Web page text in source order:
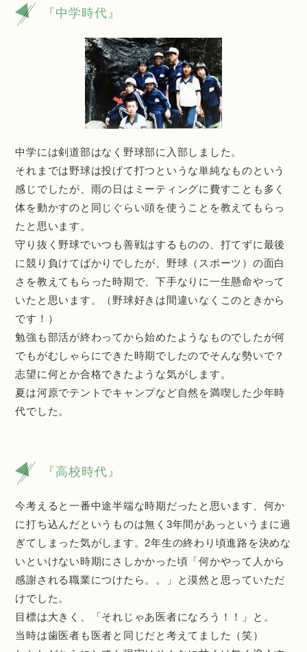
『中学時代』
中学には剣道部はなく野球部に入部しました。
それまでは野球は投げて打つというな単純なものという
感じでしたが、雨の日はミーティングに費すことも多く
体を動かすのと同じぐらい頭を使うことを教えてもらっ
たと思います。
守り抜く野球でいつも善戦はするものの、打てずに最後
に競り負けてばかりでしたが、野球（スポーツ）の面白
さを教えてもらった時期で、下手なりに一生懸命やって
いたと思います。（野球好きは間違いなくこのときから
です！）
勉強も部活が終わってから始めたようなものでしたが何
でもがむしゃらにできた時期でしたのでそんな勢いで？
志望に何とか合格できたような気がします。
夏は河原でテントでキャンプなど自然を満喫した少年時
代でした。
『高校時代』
今考えると一番中途半端な時期だったと思います、何か
に打ち込んだというものは無く3年間があっというまに過
ぎてしまった気がします。2年生の終わり頃進路を決めな
いといけない時期にさしかかった頃「何かやって人から
感謝される職業につけたら。。」と漠然と思っていただ
けでした。
目標は大きく、「それじゃあ医者になろう！！」と。
当時は歯医者も医者と同じだと考えてました（笑）